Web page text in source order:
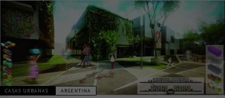
CASAS URBANAS ARGENTINA